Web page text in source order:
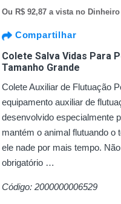
Ou R$ 92,87 a vista no
Compartilhar
Colete Salva Vidas Para
Tamanho Grande
Colete Auxiliar de Flutuação
equipamento auxiliar de
desenvolvido especialmente
mantém o animal flutuando o
ele nade por mais tempo.
obrigatório …
Código: 2000000006529